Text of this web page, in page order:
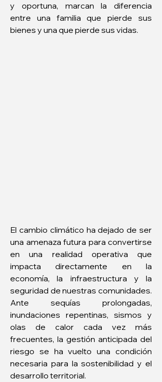
y oportuna, marcan la diferencia
entre una familia que pierde sus
bienes y una que pierde sus vidas.
El cambio climático ha dejado de ser
una amenaza futura para convertirse
en una realidad operativa que
impacta directamente en la
economía, la infraestructura y la
seguridad de nuestras comunidades.
Ante sequías prolongadas,
inundaciones repentinas, sismos y
olas de calor cada vez más
frecuentes, la gestión anticipada del
riesgo se ha vuelto una condición
necesaria para la sostenibilidad y el
desarrollo territorial.